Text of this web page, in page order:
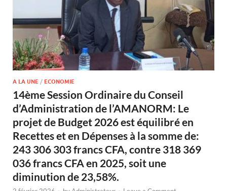
A LA UNE / ECONOMIE
14ème Session Ordinaire du Conseil
d’Administration de l’AMANORM: Le
projet de Budget 2026 est équilibré en
Recettes et en Dépenses à la somme de:
243 306 303 francs CFA, contre 318 369
036 francs CFA en 2025, soit une
diminution de 23,58%.